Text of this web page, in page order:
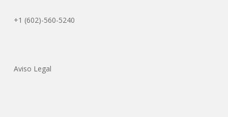
+1 (602)-560-5240
Aviso Legal